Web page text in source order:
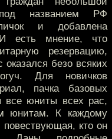
под названием РФ
и добавлена
И есть мнение, что
резервацию,
безо всяких
Для новичков
пачка базовых
все юниты всех рас,
юнитам. К каждому
повествующая, кто он